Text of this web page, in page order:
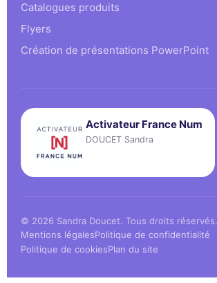
Catalogues produits
Flyers
Création de présentations PowerPoint
Activateur France Num
DOUCET Sandra
© 2026 Sandra Doucet. Tous droits réservés.
Mentions légalesPolitique de confidentialité
Politique de cookiesPlan du site